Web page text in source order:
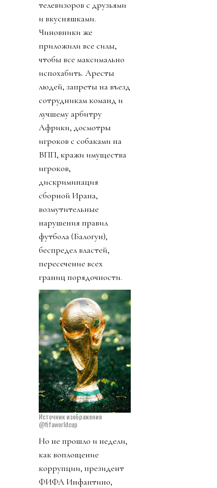
телевизоров с друзьями
и вкусняшками.
Чиновники же
приложили все силы,
чтобы все максимально
испохабить. Аресты
людей, запреты на въезд
сотрудникам команд и
лучшему арбитру
Африки, досмотры
игроков с собаками на
ВПП, кражи имущества
игроков,
дискриминация
сборной Ирана,
возмутительные
нарушения правил
футбола (Балогун),
беспредел властей,
пересечение всех
границ порядочности.
Источник изображения
@fifaworldcup
Но не прошло и недели,
как воплощение
коррупции, президент
ФИФА Инфантино,